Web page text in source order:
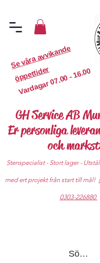
S
e
v
år
a
a
v
vi
k
a
n
d
e
ö
p
p
etti
d
er
Vardagar
07.00 - 16.00
GH Service AB
Er personliga
och
Stenspecialist - Stort lager -
med ert projekt från start till mål!
0303-226880
Sök